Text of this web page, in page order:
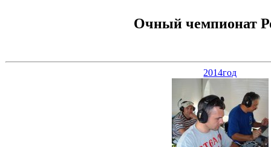
Очный чемпионат
2014год